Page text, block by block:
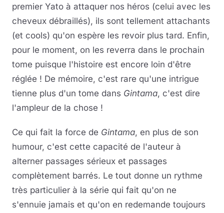
premier Yato à attaquer nos héros (celui avec les
cheveux débraillés), ils sont tellement attachants
(et cools) qu'on espère les revoir plus tard. Enfin,
pour le moment, on les reverra dans le prochain
tome puisque l'histoire est encore loin d'être
réglée ! De mémoire, c'est rare qu'une intrigue
tienne plus d'un tome dans Gintama, c'est dire
l'ampleur de la chose !
Ce qui fait la force de Gintama, en plus de son
humour, c'est cette capacité de l'auteur à
alterner passages sérieux et passages
complètement barrés. Le tout donne un rythme
très particulier à la série qui fait qu'on ne
s'ennuie jamais et qu'on en redemande toujours